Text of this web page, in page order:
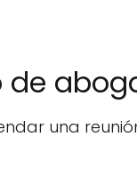
de
una